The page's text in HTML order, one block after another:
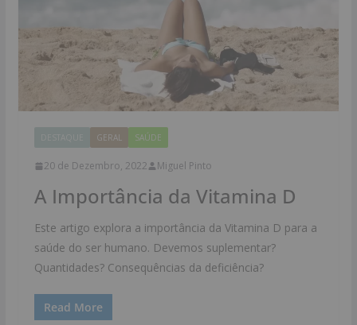
GERAL SAÚDE
20 de Dezembro, 2022 Miguel Pinto
A Importância da Vitamina D
Este artigo explora a importância da Vitamina D para a
saúde do ser humano. Devemos suplementar?
Quantidades? Consequências da deficiência?
Read More